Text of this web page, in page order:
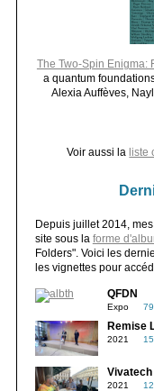
The Two-Spin Enigma:
a quantum
Alexia Auffèves,
Voir aussi la liste
Depuis juillet 2014,
site sous la forme
Folders". Voici les
les vignettes pour
QFDN
Expo
Remise
2021
Vivatech
2021